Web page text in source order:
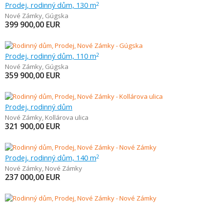
Prodej, rodinný dům, 130 m2
Nové Zámky, Gúgska
399 900,00 EUR
Prodej, rodinný dům, 110 m2
Nové Zámky, Gúgska
359 900,00 EUR
Prodej, rodinný dům
Nové Zámky, Kollárova ulica
321 900,00 EUR
Prodej, rodinný dům, 140 m2
Nové Zámky, Nové Zámky
237 000,00 EUR